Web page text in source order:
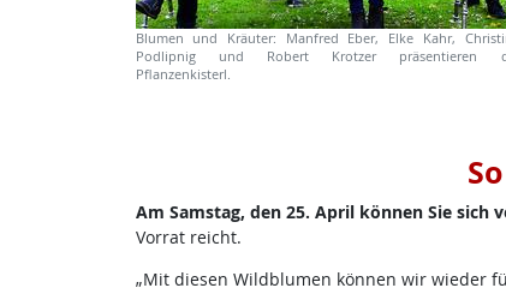
Blumen und Kräuter: Manfred Eber, Elke Kahr,
Podlipnig und Robert Krotzer präsentieren
Pflanzenkisterl.
Am Samstag, den 25. April können Sie sich
Vorrat reicht.
„Mit diesen Wildblumen können wir wieder